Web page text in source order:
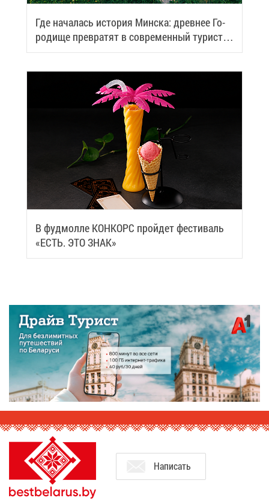
Где на­ча­лась ис­то­рия Мин­ска: древ­нее Го­
ро­ди­ще пре­вра­тят в со­вре­мен­ный ту­ри­сти­
че­ский центр
В фуд­мол­ле КОН­КОРС прой­дет фе­сти­валь
«ЕСТЬ. ЭТО ЗНАК»
На­пи­сать